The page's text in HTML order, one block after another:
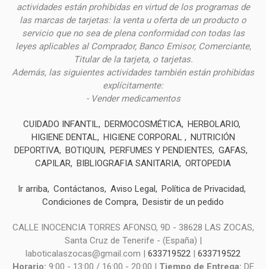
actividades están prohibidas en virtud de los programas de
las marcas de tarjetas: la venta u oferta de un producto o
servicio que no sea de plena conformidad con todas las
leyes aplicables al Comprador, Banco Emisor, Comerciante,
Titular de la tarjeta, o tarjetas.
Además, las siguientes actividades también están prohibidas
explícitamente:
- Vender medicamentos
CUIDADO INFANTIL DERMOCOSMÉTICA HERBOLARIO
HIGIENE DENTAL HIGIENE CORPORAL
NUTRICIÓN
DEPORTIVA BOTIQUIN PERFUMES Y PENDIENTES
GAFAS
CAPILAR BIBLIOGRAFIA SANITARIA ORTOPEDIA
Ir arriba Contáctanos Aviso Legal
Política de Privacidad
Condiciones de Compra Desistir de un pedido
CALLE INOCENCIA TORRES AFONSO, 9D - 38628 LAS ZOCAS,
Santa Cruz de Tenerife - (España) |
laboticalaszocas@gmail.com | 633719522 | 633719522
Horario: 9:00 - 13:00 / 16:00 - 20:00 | Tiempo de Entrega: DE